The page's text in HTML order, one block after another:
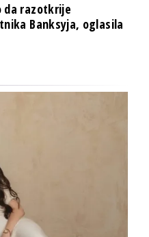
da razotkrije
Banksyja, oglasila